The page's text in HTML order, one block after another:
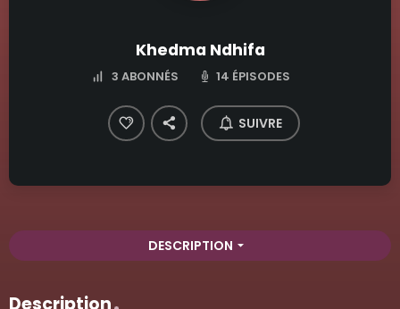
Khedma Ndhifa
3 ABONNÉS 14 ÉPISODES
SUIVRE
DESCRIPTION arrow_drop_down